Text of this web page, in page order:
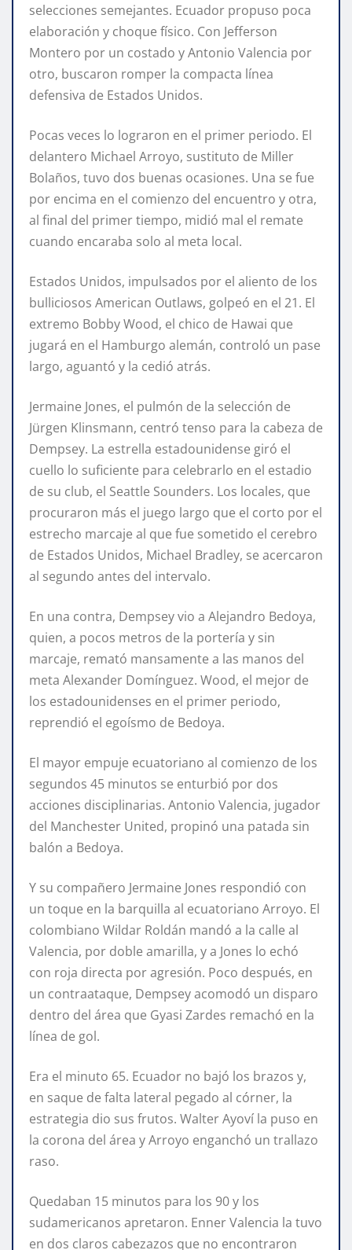
selecciones semejantes. Ecuador propuso poca
elaboración y choque físico. Con Jefferson
Montero por un costado y Antonio Valencia por
otro, buscaron romper la compacta línea
defensiva de Estados Unidos.
Pocas veces lo lograron en el primer periodo. El
delantero Michael Arroyo, sustituto de Miller
Bolaños, tuvo dos buenas ocasiones. Una se fue
por encima en el comienzo del encuentro y otra,
al final del primer tiempo, midió mal el remate
cuando encaraba solo al meta local.
Estados Unidos, impulsados por el aliento de los
bulliciosos American Outlaws, golpeó en el 21. El
extremo Bobby Wood, el chico de Hawai que
jugará en el Hamburgo alemán, controló un pase
largo, aguantó y la cedió atrás.
Jermaine Jones, el pulmón de la selección de
Jürgen Klinsmann, centró tenso para la cabeza de
Dempsey. La estrella estadounidense giró el
cuello lo suficiente para celebrarlo en el estadio
de su club, el Seattle Sounders. Los locales, que
procuraron más el juego largo que el corto por el
estrecho marcaje al que fue sometido el cerebro
de Estados Unidos, Michael Bradley, se acercaron
al segundo antes del intervalo.
En una contra, Dempsey vio a Alejandro Bedoya,
quien, a pocos metros de la portería y sin
marcaje, remató mansamente a las manos del
meta Alexander Domínguez. Wood, el mejor de
los estadounidenses en el primer periodo,
reprendió el egoísmo de Bedoya.
El mayor empuje ecuatoriano al comienzo de los
segundos 45 minutos se enturbió por dos
acciones disciplinarias. Antonio Valencia, jugador
del Manchester United, propinó una patada sin
balón a Bedoya.
Y su compañero Jermaine Jones respondió con
un toque en la barquilla al ecuatoriano Arroyo. El
colombiano Wildar Roldán mandó a la calle al
Valencia, por doble amarilla, y a Jones lo echó
con roja directa por agresión. Poco después, en
un contraataque, Dempsey acomodó un disparo
dentro del área que Gyasi Zardes remachó en la
línea de gol.
Era el minuto 65. Ecuador no bajó los brazos y,
en saque de falta lateral pegado al córner, la
estrategia dio sus frutos. Walter Ayoví la puso en
la corona del área y Arroyo enganchó un trallazo
raso.
Quedaban 15 minutos para los 90 y los
sudamericanos apretaron. Enner Valencia la tuvo
en dos claros cabezazos que no encontraron